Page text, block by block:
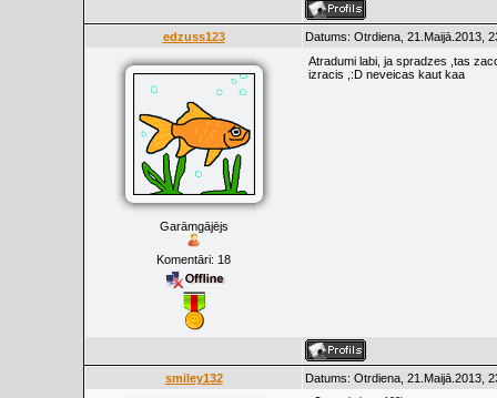
edzuss123 Datums: Otrdiena, 21.Maijā.2013,
Garāmgājējs
Komentāri: 18
Atradumi labi, ja spradzes ,tas
izracis ,:D neveicas kaut kaa
smiley132 Datums: Otrdiena, 21.Maijā.2013,